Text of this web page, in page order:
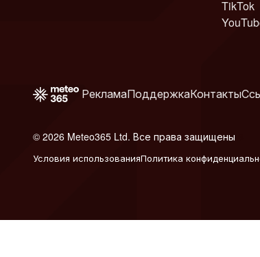
TikTok
РекламаПоддержкаКонтакты
© 2026 Meteo365 Ltd. Все права защищены
Условия использованияПолитика